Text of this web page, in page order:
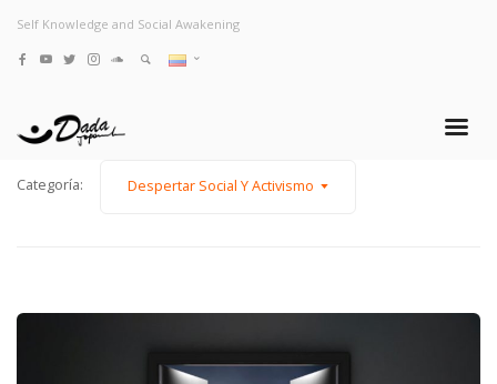
Self Knowledge and Social Awakening
Categoría: Despertar Social Y Activismo